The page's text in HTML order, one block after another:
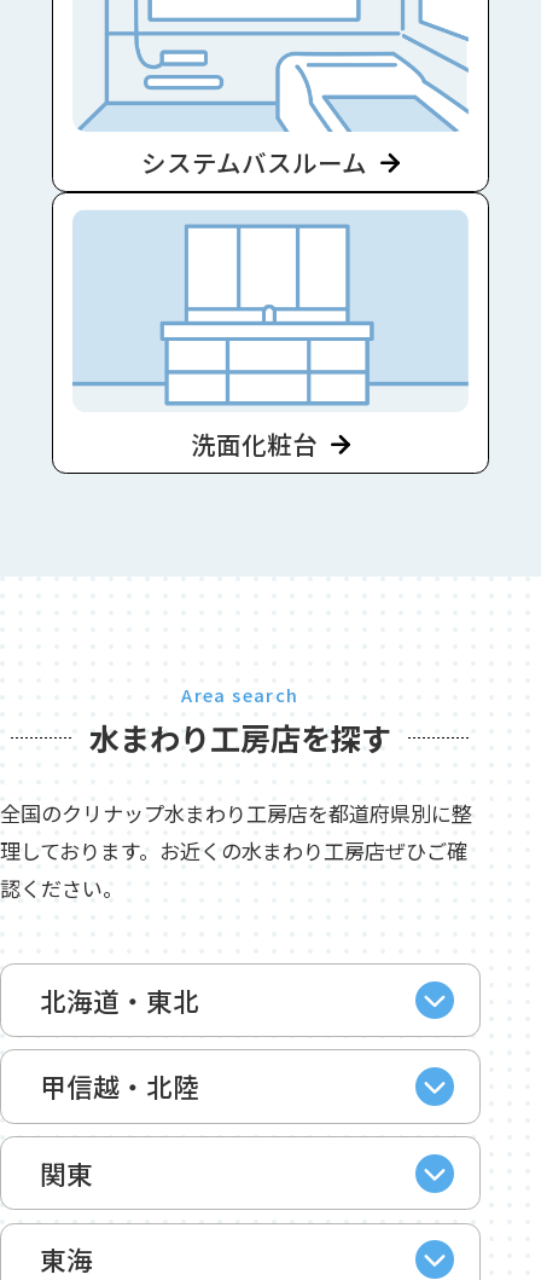
システムバスルーム
洗面化粧台
Area search
水まわり工房店を探す
全国のクリナップ水まわり工房店を都道府県別に整
理しております。お近くの水まわり工房店ぜひご確
認ください。
北海道・東北
甲信越・北陸
関東
東海